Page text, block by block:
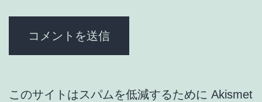
このサイトはスパムを低減するために Akismet